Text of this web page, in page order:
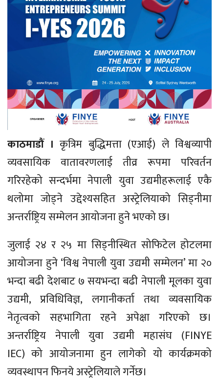
काठमाडौं । कृत्रिम बुद्धिमत्ता (एआई) ले विश्वव्यापी
व्यवसायिक वातावरणलाई तीव्र रूपमा परिवर्तन
गरिरहेको सन्दर्भमा नेपाली युवा उद्यमीहरूलाई एकै
थलोमा जोड्ने उद्देश्यसहित अस्ट्रेलियाको सिड्नीमा
अन्तर्राष्ट्रिय सम्मेलन आयोजना हुने भएको छ।
जुलाई २४ र २५ मा सिड्नीस्थित सोफिटेल होटलमा
आयोजना हुने ‘विश्व नेपाली युवा उद्यमी सम्मेलन’ मा २०
भन्दा बढी देशबाट ७ सयभन्दा बढी नेपाली मूलका युवा
उद्यमी, प्रविधिविज्ञ, लगानीकर्ता तथा व्यवसायिक
नेतृत्वको सहभागिता रहने अपेक्षा गरिएको छ।
अन्तर्राष्ट्रिय नेपाली युवा उद्यमी महासंघ (FINYE
IEC) को आयोजनामा हुन लागेको यो कार्यक्रमको
व्यवस्थापन फिनये अस्ट्रेलियाले गर्नेछ।